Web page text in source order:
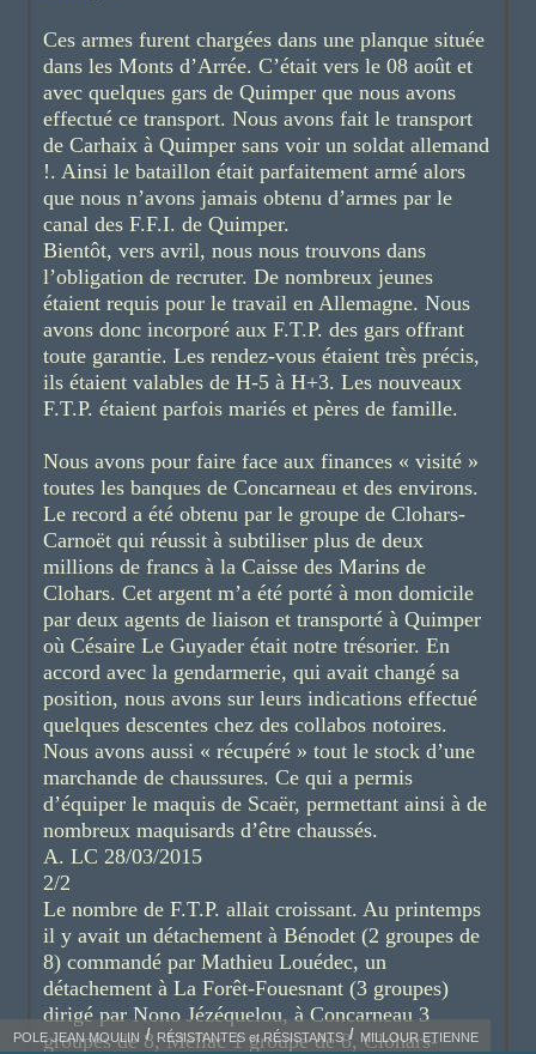
Ces armes furent chargées dans une planque située
dans les Monts d’Arrée. C’était vers le 08 août et
avec quelques gars de Quimper que nous avons
effectué ce transport. Nous avons fait le transport
de Carhaix à Quimper sans voir un soldat allemand
!. Ainsi le bataillon était parfaitement armé alors
que nous n’avons jamais obtenu d’armes par le
canal des F.F.I. de Quimper.
Bientôt, vers avril, nous nous trouvons dans
l’obligation de recruter. De nombreux jeunes
étaient requis pour le travail en Allemagne. Nous
avons donc incorporé aux F.T.P. des gars offrant
toute garantie. Les rendez-vous étaient très précis,
ils étaient valables de H-5 à H+3. Les nouveaux
F.T.P. étaient parfois mariés et pères de famille.
Nous avons pour faire face aux finances « visité »
toutes les banques de Concarneau et des environs.
Le record a été obtenu par le groupe de Clohars-
Carnoët qui réussit à subtiliser plus de deux
millions de francs à la Caisse des Marins de
Clohars. Cet argent m’a été porté à mon domicile
par deux agents de liaison et transporté à Quimper
où Césaire Le Guyader était notre trésorier. En
accord avec la gendarmerie, qui avait changé sa
position, nous avons sur leurs indications effectué
quelques descentes chez des collabos notoires.
Nous avons aussi « récupéré » tout le stock d’une
marchande de chaussures. Ce qui a permis
d’équiper le maquis de Scaër, permettant ainsi à de
nombreux maquisards d’être chaussés.
A. LC 28/03/2015
2/2
Le nombre de F.T.P. allait croissant. Au printemps
il y avait un détachement à Bénodet (2 groupes de
8) commandé par Mathieu Louédec, un
détachement à La Forêt-Fouesnant (3 groupes)
dirigé par Nono Jézéquelou, à Concarneau 3
groupes de 8, Mellac 1 groupe de 8, Clohars-
POLE JEAN MOULIN RÉSISTANTES et RÉSISTANTS MILLOUR ETIENNE